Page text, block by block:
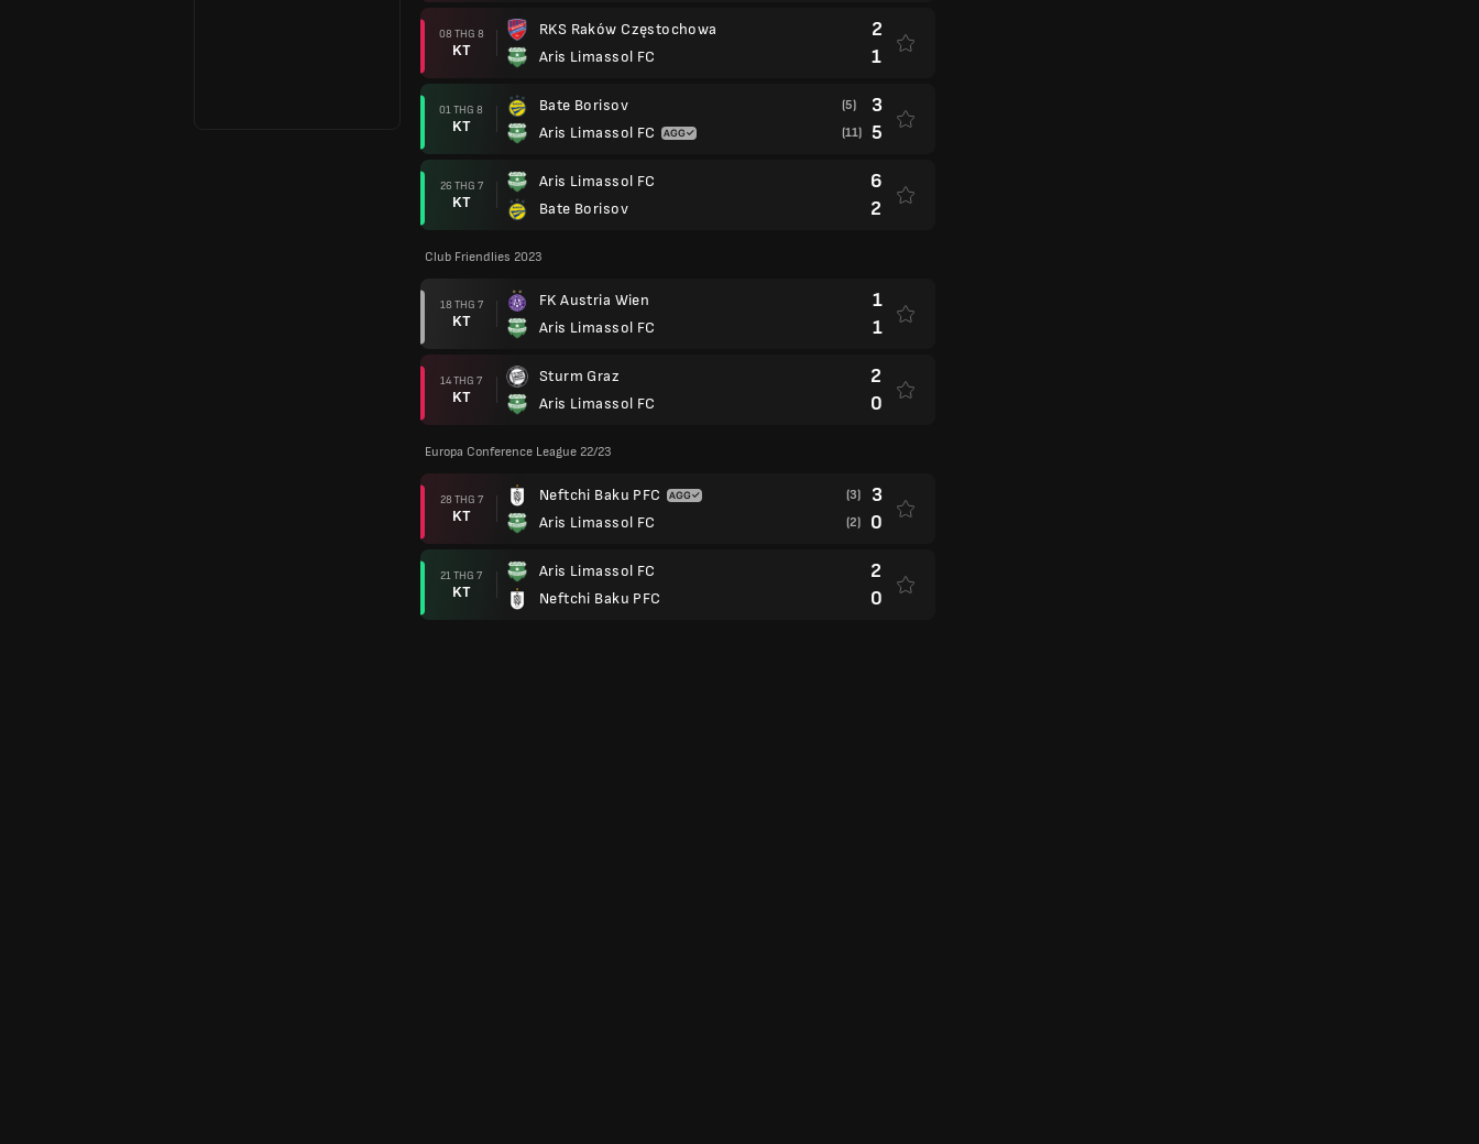
08 THG 8
KT
RKS Raków Częstochowa
Aris Limassol FC
2
1
01 THG 8
KT
Bate Borisov
Aris Limassol FC
(5) 3
(11) 5
26 THG 7
KT
Aris Limassol FC
Bate Borisov
6
2
Club Friendlies 2023
18 THG 7
KT
FK Austria Wien
Aris Limassol FC
1
1
14 THG 7
KT
Sturm Graz
Aris Limassol FC
2
0
Europa Conference League 22/23
28 THG 7
KT
Neftchi Baku PFC
Aris Limassol FC
(3) 3
(2) 0
21 THG 7
KT
Aris Limassol FC
Neftchi Baku PFC
2
0